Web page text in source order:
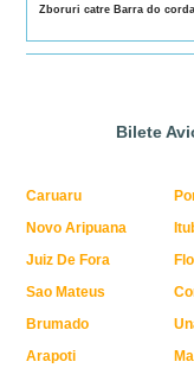
Zboruri catre Barra do
Bilete
Caruaru
Novo Aripuana
Juiz De Fora
Sao Mateus
Brumado
Arapoti